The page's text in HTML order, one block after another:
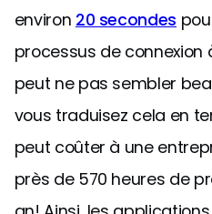
environ 20 secondes
processus de connexion
peut ne pas sembler
vous traduisez cela en
peut coûter à une
près de 570 heures de